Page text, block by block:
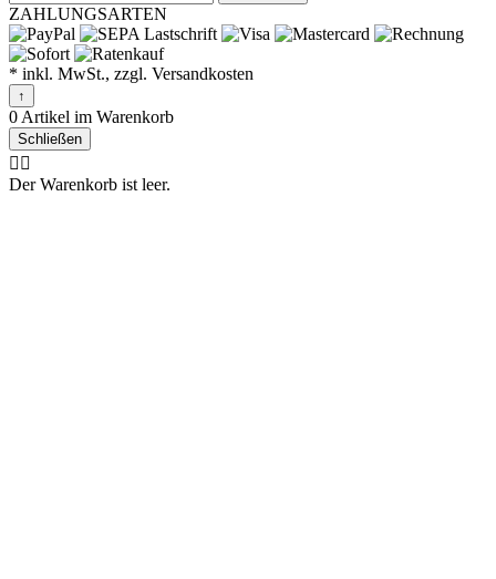
ZAHLUNGSARTEN
* inkl. MwSt., zzgl. Versandkosten
↑
0 Artikel im Warenkorb
Schließen
🤷‍♂️
Der Warenkorb ist leer.